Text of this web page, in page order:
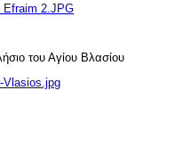
Efraim 2.JPG
του Αγίου Βλασίου
Vlasios.jpg